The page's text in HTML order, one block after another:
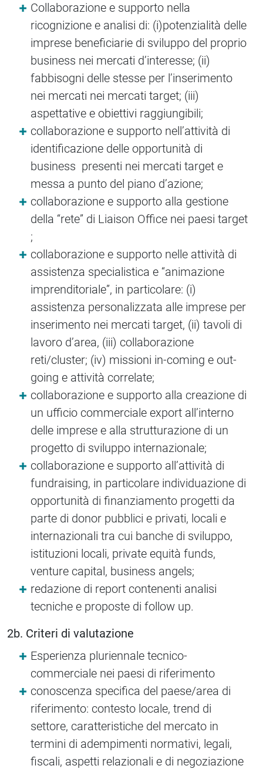
Collaborazione e supporto nella
ricognizione e analisi di: (i)potenzialità delle
imprese beneficiarie di sviluppo del proprio
business nei mercati d’interesse; (ii)
fabbisogni delle stesse per l’inserimento
nei mercati nei mercati target; (iii)
aspettative e obiettivi raggiungibili;
collaborazione e supporto nell’attività di
identificazione delle opportunità di
business presenti nei mercati target e
messa a punto del piano d’azione;
collaborazione e supporto alla gestione
della “rete” di Liaison Office nei paesi target
;
collaborazione e supporto nelle attività di
assistenza specialistica e “animazione
imprenditoriale”, in particolare: (i)
assistenza personalizzata alle imprese per
inserimento nei mercati target, (ii) tavoli di
lavoro d’area, (iii) collaborazione
reti/cluster; (iv) missioni in-coming e out-
going e attività correlate;
collaborazione e supporto alla creazione di
un ufficio commerciale export all’interno
delle imprese e alla strutturazione di un
progetto di sviluppo internazionale;
collaborazione e supporto all’attività di
fundraising, in particolare individuazione di
opportunità di finanziamento progetti da
parte di donor pubblici e privati, locali e
internazionali tra cui banche di sviluppo,
istituzioni locali, private equità funds,
venture capital, business angels;
redazione di report contenenti analisi
tecniche e proposte di follow up.
2b. Criteri di valutazione
Esperienza pluriennale tecnico-
commerciale nei paesi di riferimento
conoscenza specifica del paese/area di
riferimento: contesto locale, trend di
settore, caratteristiche del mercato in
termini di adempimenti normativi, legali,
fiscali, aspetti relazionali e di negoziazione